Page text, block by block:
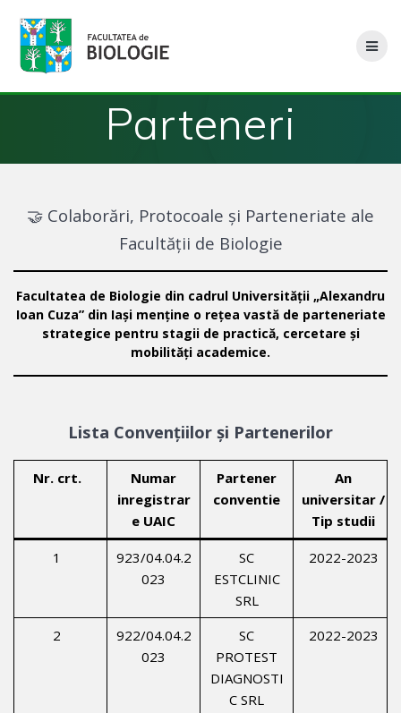
Parteneri
🤝 Colaborări, Protocoale și Parteneriate ale
Facultății de Biologie
Facultatea de Biologie din cadrul Universității „Alexandru
Ioan Cuza” din Iași menține o rețea vastă de parteneriate
strategice pentru stagii de practică, cercetare și
mobilități academice.
Lista Convențiilor și Partenerilor
Nr. crt.
Numar
inregistrar
e UAIC
Partener
conventie
An
universitar /
Tip studii
1
923/04.04.2
023
SC
ESTCLINIC
SRL
2022-2023
2
922/04.04.2
023
SC
PROTEST
DIAGNOSTI
C SRL
2022-2023